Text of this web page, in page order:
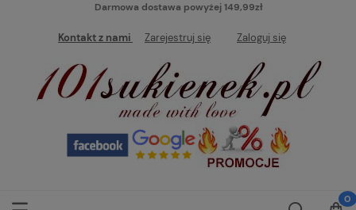
Darmowa dostawa powyżej 149,99zł
Kontakt z nami Zarejestruj się Zaloguj się